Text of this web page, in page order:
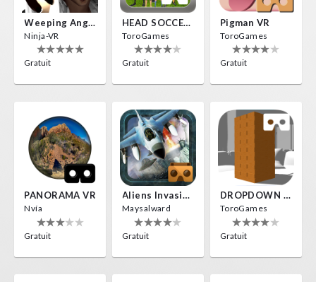
Weeping Angels VR
Ninja-VR
Gratuit
HEAD SOCCER VR
ToroGames
Gratuit
Pigman VR
ToroGames
Gratuit
PANORAMA VR
Nvía
Gratuit
Aliens Invasion VR
Maysalward
Gratuit
DROPDOWN VR
ToroGames
Gratuit